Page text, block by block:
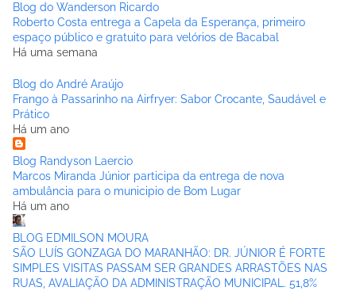
Blog do Wanderson Ricardo
Roberto Costa entrega a Capela da Esperança, primeiro
espaço público e gratuito para velórios de Bacabal
Há uma semana
Blog do André Araújo
Frango à Passarinho na Airfryer: Sabor Crocante, Saudável e
Prático
Há um ano
Blog Randyson Laercio
Marcos Miranda Júnior participa da entrega de nova
ambulância para o municipio de Bom Lugar
Há um ano
BLOG EDMILSON MOURA
SÃO LUÍS GONZAGA DO MARANHÃO: DR. JÚNIOR É FORTE
SIMPLES VISITAS PASSAM SER GRANDES ARRASTÕES NAS
RUAS, AVALIAÇÃO DA ADMINISTRAÇÃO MUNICIPAL. 51,8%